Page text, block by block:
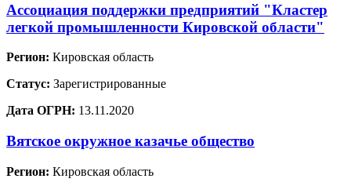
Ассоциация поддержки предприятий "Кластер
легкой промышленности Кировской области"
Регион: Кировская область
Статус: Зарегистрированные
Дата ОГРН: 13.11.2020
Вятское окружное казачье общество
Регион: Кировская область